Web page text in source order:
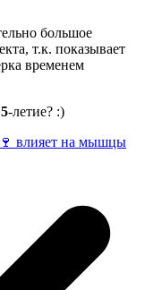
большое
т.к. показывает
временем
5-летие? :)
влияет на мышцы